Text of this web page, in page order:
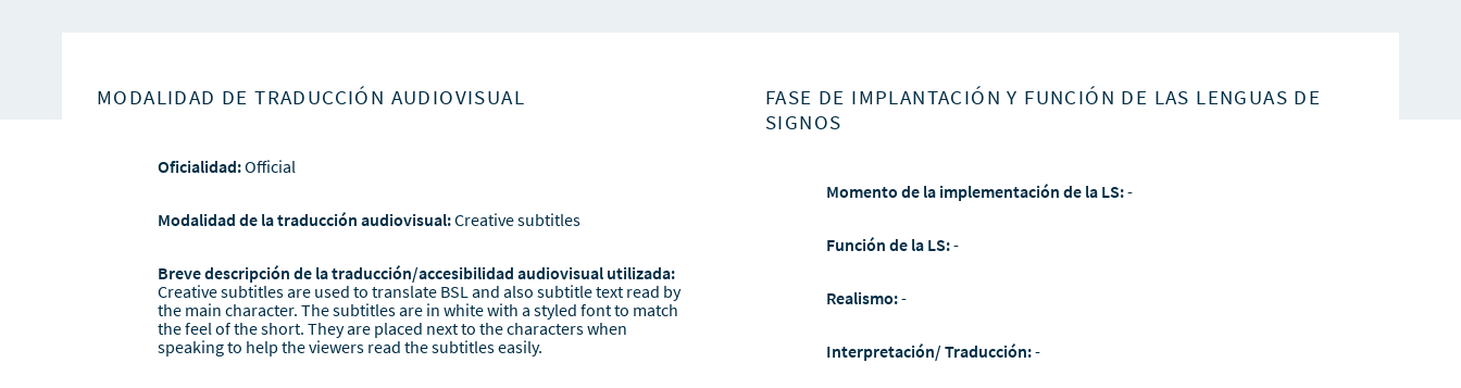
MODALIDAD DE TRADUCCIÓN AUDIOVISUAL
Oficialidad:Official
Modalidad de la traducción audiovisual:Creative subtitles
Breve descripción de la traducción/accesibilidad audiovisual utilizada:
Creative subtitles are used to translate BSL and also subtitle text read by
the main character. The subtitles are in white with a styled font to match
the feel of the short. They are placed next to the characters when
speaking to help the viewers read the subtitles easily.
FASE DE IMPLANTACIÓN Y FUNCIÓN DE LAS LENGUAS DE
SIGNOS
Momento de la implementación de la LS:-
Función de la LS:-
Realismo:-
Interpretación/ Traducción:-